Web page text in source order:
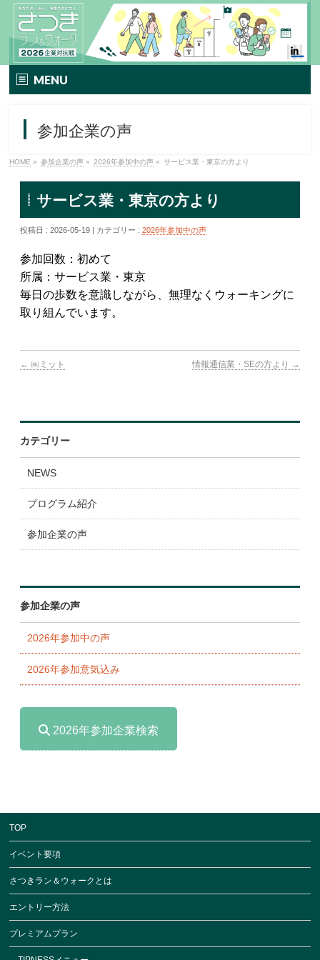
MENU
エントリー方法
TIPNESSメニュー
参加特典
参加企業
よくある質問
参加企業の声
HOME » 参加企業の声 » 2026年参加中の声 » サービス業・東京の方より
サービス業・東京の方より
投稿日 : 2026-05-19 | カテゴリー :2026年参加中の声
参加回数：初めて
所属：サービス業・東京
毎日の歩数を意識しながら、無理なくウォーキングに
取り組んでいます。
← ㈱ミット 情報通信業・SEの方より →
カテゴリー
NEWS
プログラム紹介
参加企業の声
参加企業の声
2026年参加中の声
2026年参加意気込み
2026年参加企業検索
TOP
イベント要項
さつきラン＆ウォークとは
エントリー方法
プレミアムプラン